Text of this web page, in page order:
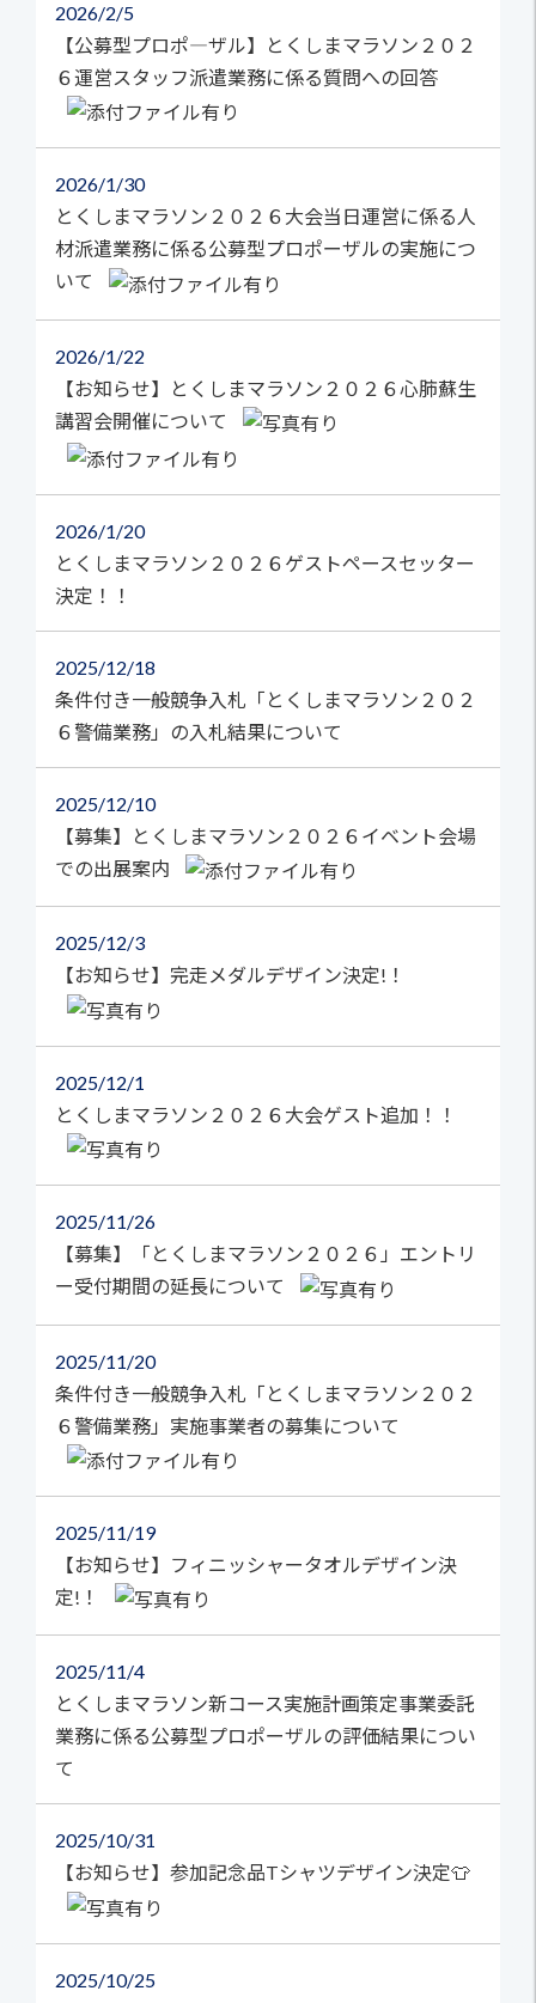
2026 2/5
【公募型プロポ―ザル】とくしまマラソン２０２
６運営スタッフ派遣業務に係る質問への回答
2026 1/30
とくしまマラソン２０２６大会当日運営に係る人
材派遣業務に係る公募型プロポーザルの実施につ
いて
2026 1/22
【お知らせ】とくしまマラソン２０２６心肺蘇生
講習会開催について
2026 1/20
とくしまマラソン２０２６ゲストペースセッター
決定！！
2025 12/18
条件付き一般競争入札「とくしまマラソン２０２
６警備業務」の入札結果について
2025 12/10
【募集】とくしまマラソン２０２６イベント会場
での出展案内
2025 12/3
【お知らせ】完走メダルデザイン決定!！
2025 12/1
とくしまマラソン２０２６大会ゲスト追加！！
2025 11/26
【募集】「とくしまマラソン２０２６」エントリ
ー受付期間の延長について
2025 11/20
条件付き一般競争入札「とくしまマラソン２０２
６警備業務」実施事業者の募集について
2025 11/19
【お知らせ】フィニッシャータオルデザイン決
定!！
2025 11/4
とくしまマラソン新コース実施計画策定事業委託
業務に係る公募型プロポーザルの評価結果につい
て
2025 10/31
【お知らせ】参加記念品Tシャツデザイン決定👕
2025 10/25